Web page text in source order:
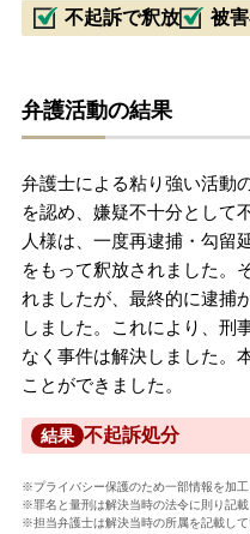
不起訴で釈放 被
弁護活動の結果
弁護士による粘り強い活動
を認め、嫌疑不十分として
人様は、一度再逮捕・勾留
をもって釈放されました。
れましたが、最終的に逮捕
しました。これにより、刑
なく事件は解決しました。
ことができました。
結果 不起訴処分
※プライバシー保護のため一部情報を加工
※罪名と量刑は解決当時の法令に則り記載
※担当弁護士は解決当時の所属を記載して